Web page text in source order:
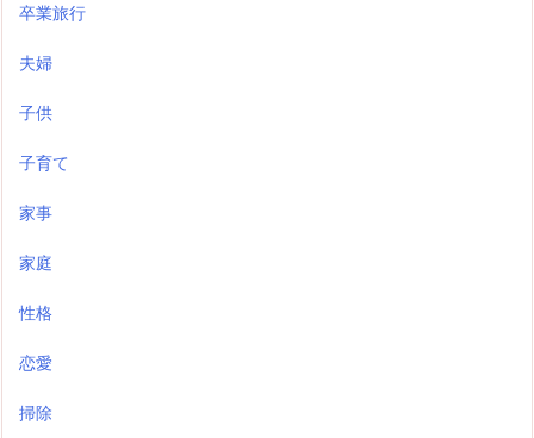
卒業旅行
夫婦
子供
子育て
家事
家庭
性格
恋愛
掃除